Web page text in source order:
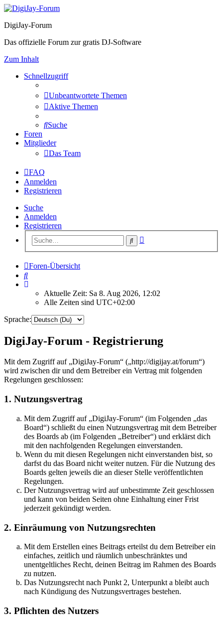
DigiJay-Forum
Das offizielle Forum zur gratis DJ-Software
Zum Inhalt
Schnellzugriff
Unbeantwortete Themen
Aktive Themen
Suche
Foren
Mitglieder
Das Team
FAQ
Anmelden
Registrieren
Suche
Anmelden
Registrieren
Suche
Foren-Übersicht
Suche
Aktuelle Zeit: Sa 8. Aug 2026, 12:02
Alle Zeiten sind UTC+02:00
Sprache:
DigiJay-Forum - Registrierung
Mit dem Zugriff auf „DigiJay-Forum“ („http://digijay.at/forum“)
wird zwischen dir und dem Betreiber ein Vertrag mit folgenden
Regelungen geschlossen:
1. Nutzungsvertrag
Mit dem Zugriff auf „DigiJay-Forum“ (im Folgenden „das
Board“) schließt du einen Nutzungsvertrag mit dem Betreiber
des Boards ab (im Folgenden „Betreiber“) und erklärst dich
mit den nachfolgenden Regelungen einverstanden.
Wenn du mit diesen Regelungen nicht einverstanden bist, so
darfst du das Board nicht weiter nutzen. Für die Nutzung des
Boards gelten jeweils die an dieser Stelle veröffentlichten
Regelungen.
Der Nutzungsvertrag wird auf unbestimmte Zeit geschlossen
und kann von beiden Seiten ohne Einhaltung einer Frist
jederzeit gekündigt werden.
2. Einräumung von Nutzungsrechten
Mit dem Erstellen eines Beitrags erteilst du dem Betreiber ein
einfaches, zeitlich und räumlich unbeschränktes und
unentgeltliches Recht, deinen Beitrag im Rahmen des Boards
zu nutzen.
Das Nutzungsrecht nach Punkt 2, Unterpunkt a bleibt auch
nach Kündigung des Nutzungsvertrages bestehen.
3. Pflichten des Nutzers